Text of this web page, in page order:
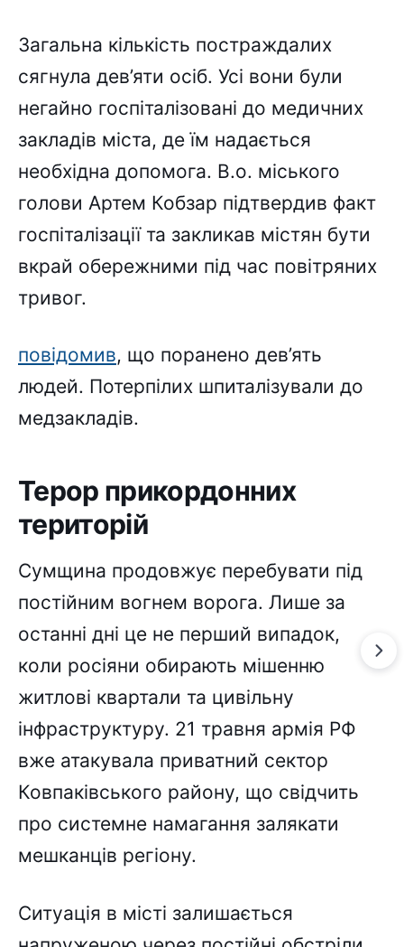
Загальна кількість постраждалих
сягнула дев’яти осіб. Усі вони були
негайно госпіталізовані до медичних
закладів міста, де їм надається
необхідна допомога. В.о. міського
голови Артем Кобзар підтвердив факт
госпіталізації та закликав містян бути
вкрай обережними під час повітряних
тривог.
повідомив, що поранено дев’ять
людей. Потерпілих шпиталізували до
медзакладів.
Терор прикордонних
територій
Сумщина продовжує перебувати під
постійним вогнем ворога. Лише за
останні дні це не перший випадок,
коли росіяни обирають мішенню
житлові квартали та цивільну
інфраструктуру. 21 травня армія РФ
вже атакувала приватний сектор
Ковпаківського району, що свідчить
про системне намагання залякати
мешканців регіону.
Ситуація в місті залишається